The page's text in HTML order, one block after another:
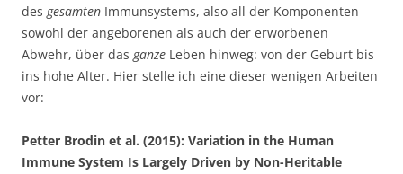
des gesamten Immunsystems, also all der Komponenten
sowohl der angeborenen als auch der erworbenen
Abwehr, über das ganze Leben hinweg: von der Geburt bis
ins hohe Alter. Hier stelle ich eine dieser wenigen Arbeiten
vor:
Petter Brodin et al. (2015): Variation in the Human
Immune System Is Largely Driven by Non-Heritable